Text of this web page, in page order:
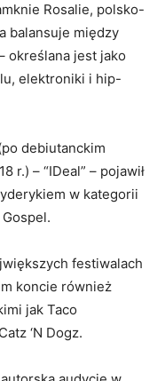
Rosalie, polsko-
balansuje między
określana jest jako
elektroniki i hip-
debiutanckim
r.) – “IDeal” – pojawił
w kategorii
Gospel.
festiwalach
koncie również
jak Taco
‘N Dogz.